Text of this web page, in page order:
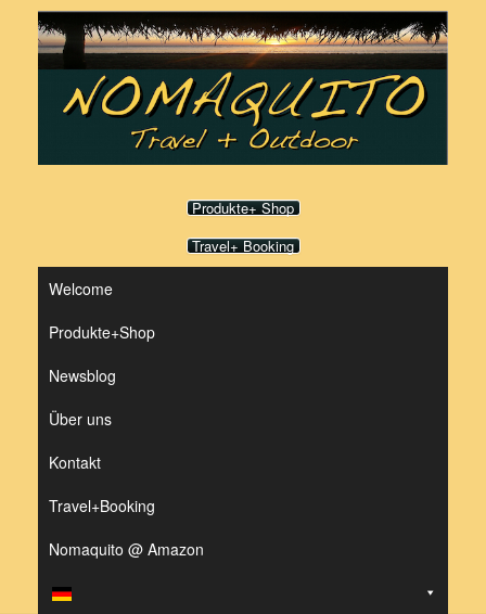
springen
Produkte+ Shop
Travel+ Booking
Welcome
Produkte+Shop
Newsblog
Über uns
Kontakt
Travel+Booking
Nomaquito @ Amazon